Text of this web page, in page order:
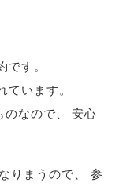
です。
ています。
のなので
安心
りまうので 参